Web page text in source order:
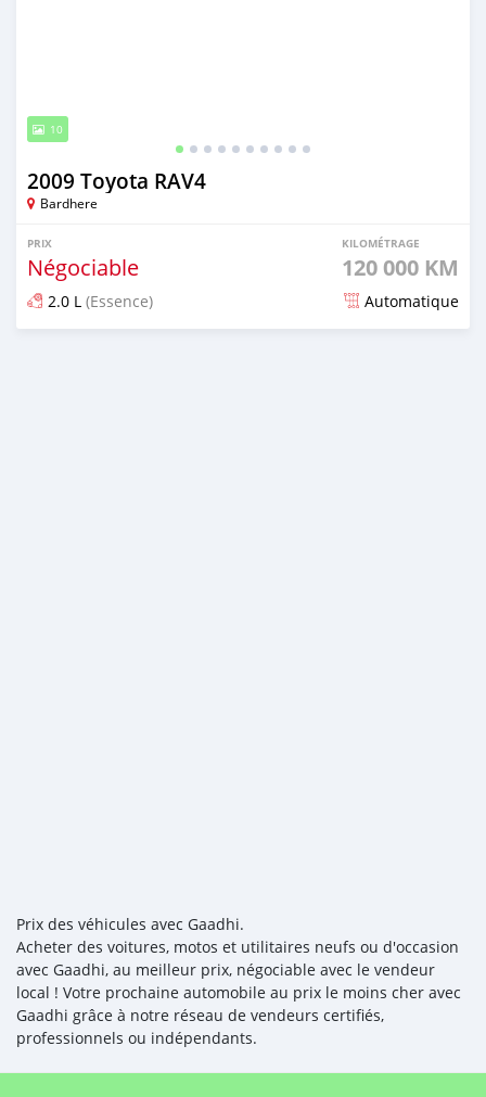
10
2009 Toyota RAV4
Bardhere
PRIX
Négociable
KILOMÉTRAGE
120 000 KM
2.0 L (Essence) Automatique
Prix des véhicules avec Gaadhi.
Acheter des voitures, motos et utilitaires neufs ou d'occasion
avec Gaadhi, au meilleur prix, négociable avec le vendeur
local ! Votre prochaine automobile au prix le moins cher avec
Gaadhi grâce à notre réseau de vendeurs certifiés,
professionnels ou indépendants.